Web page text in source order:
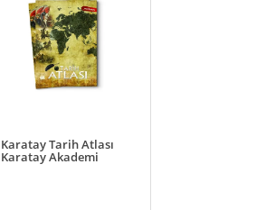
Karatay Tarih Atlası
Karatay Akademi